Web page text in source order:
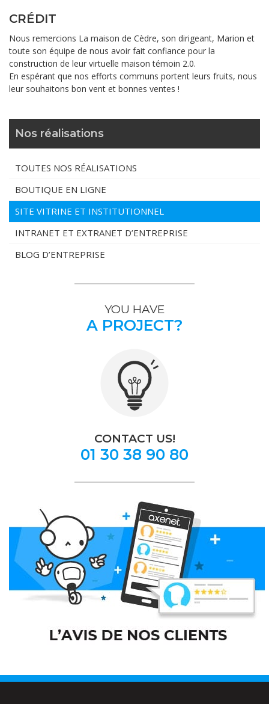
CRÉDIT
Nous remercions La maison de Cèdre, son dirigeant, Marion et
toute son équipe de nous avoir fait confiance pour la
construction de leur virtuelle maison témoin 2.0.
En espérant que nos efforts communs portent leurs fruits, nous
leur souhaitons bon vent et bonnes ventes !
Nos réalisations
TOUTES NOS RÉALISATIONS
BOUTIQUE EN LIGNE
SITE VITRINE ET INSTITUTIONNEL
INTRANET ET EXTRANET D’ENTREPRISE
BLOG D’ENTREPRISE
YOU HAVE
A PROJECT?
CONTACT US!
01 30 38 90 80